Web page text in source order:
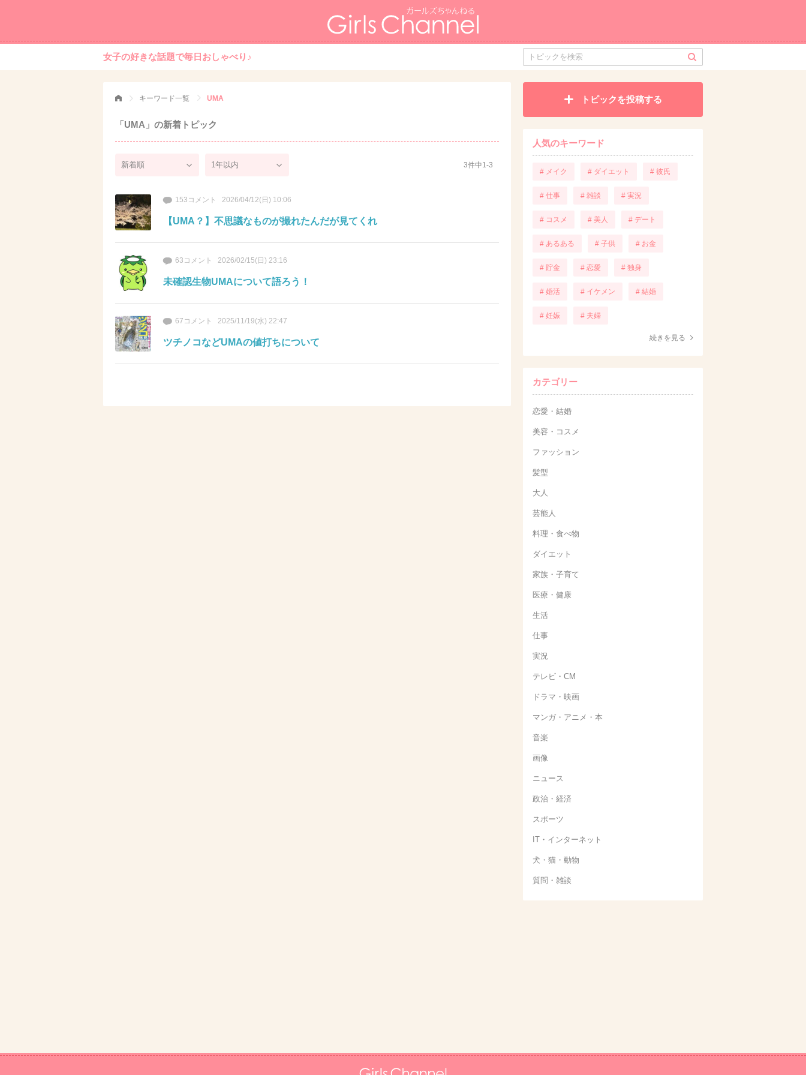
女子の好きな話題で毎日おしゃべり♪
キーワード一覧 UMA
「UMA」の新着トピック
3件中1-3
153コメント 2026/04/12(日) 10:06
【UMA？】不思議なものが撮れたんだが見てくれ
63コメント 2026/02/15(日) 23:16
未確認生物UMAについて語ろう！
67コメント 2025/11/19(水) 22:47
ツチノコなどUMAの値打ちについて
トピックを投稿する
人気のキーワード
# メイク # ダイエット # 彼氏
# 仕事 # 雑談 # 実況
# コスメ # 美人 # デート
# あるある # 子供 # お金
# 貯金 # 恋愛 # 独身
# 婚活 # イケメン # 結婚
# 妊娠 # 夫婦
続きを見る
カテゴリー
恋愛・結婚
美容・コスメ
ファッション
髪型
大人
芸能人
料理・食べ物
ダイエット
家族・子育て
医療・健康
生活
仕事
実況
テレビ・CM
ドラマ・映画
マンガ・アニメ・本
音楽
画像
ニュース
政治・経済
スポーツ
IT・インターネット
犬・猫・動物
質問・雑談